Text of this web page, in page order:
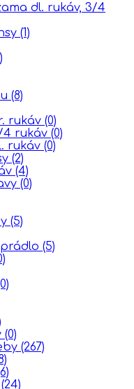
dl. rukáv, 3/4
(1)
(8)
rukáv (0)
4 rukáv (0)
rukáv (0)
(2)
(4)
(0)
(5)
(5)
(0)
(267)
(24)